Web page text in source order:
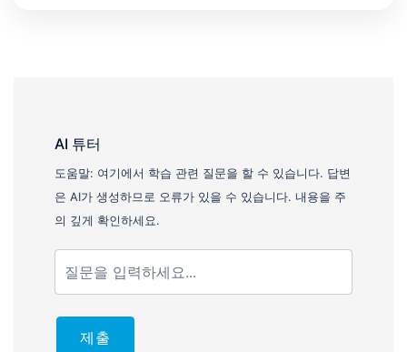
AI 튜터
도움말: 여기에서 학습 관련 질문을 할 수 있습니다. 답변
은 AI가 생성하므로 오류가 있을 수 있습니다. 내용을 주
의 깊게 확인하세요.
제출